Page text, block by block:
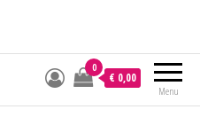
Menu
0
€ 0,00